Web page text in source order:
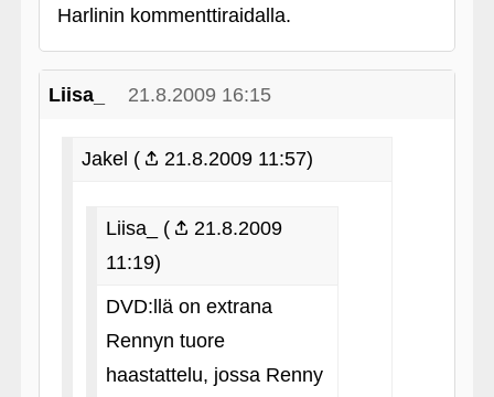
Harlinin kommenttiraidalla.
Liisa_ 21.8.2009 16:15
Jakel ( 21.8.2009 11:57)
Liisa_ (
21.8.2009
11:19)
DVD:llä on extrana
Rennyn tuore
haastattelu, jossa Renny